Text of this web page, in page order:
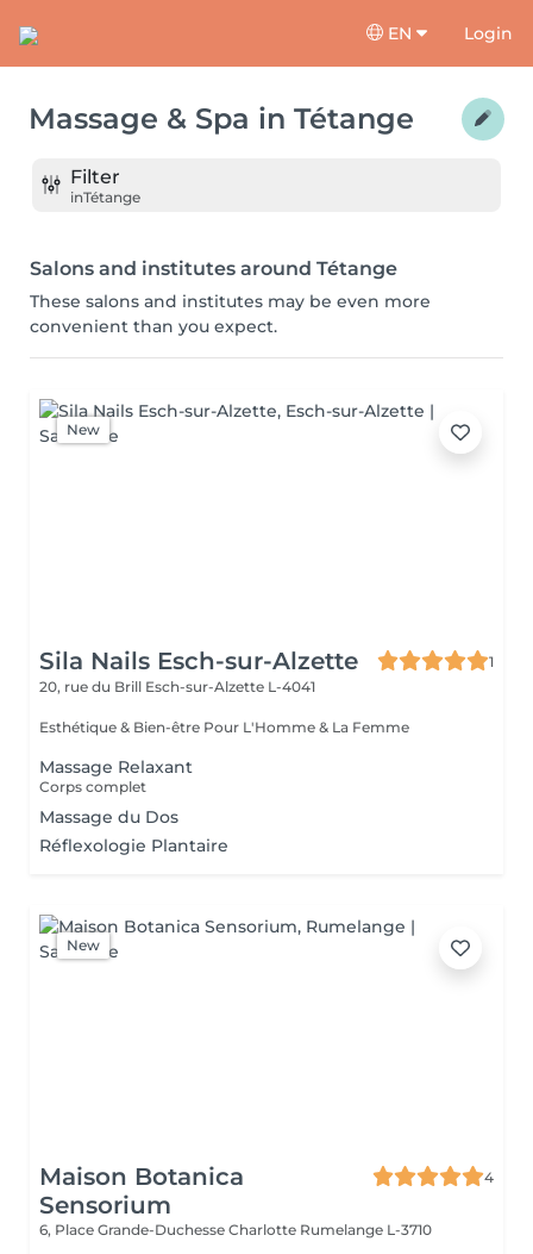
EN Login
Massage & Spa in Tétange
Filter
inTétange
Salons and institutes around Tétange
These salons and institutes may be even more
convenient than you expect.
New
Sila Nails Esch-sur-Alzette
1
20, rue du Brill Esch-sur-Alzette L-4041
Esthétique & Bien-être Pour L'Homme & La Femme
Massage Relaxant
Corps complet
Massage du Dos
Réflexologie Plantaire
New
Maison Botanica
Sensorium
4
6, Place Grande-Duchesse Charlotte Rumelange L-3710